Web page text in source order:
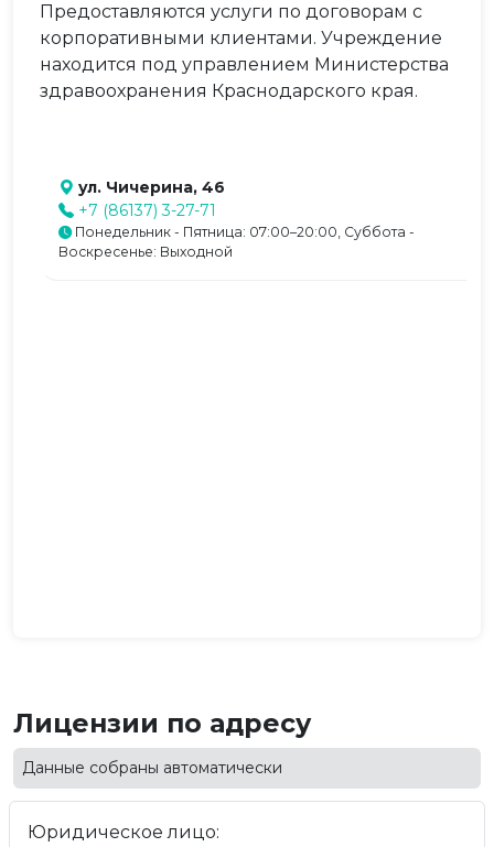
Предоставляются услуги по договорам с
корпоративными клиентами. Учреждение
находится под управлением Министерства
здравоохранения Краснодарского края.
ул. Чичерина, 46
+7 (86137) 3-27-71
Понедельник - Пятница: 07:00–20:00, Суббота -
Воскресенье: Выходной
Лицензии по адресу
Данные собраны автоматически
Юридическое лицо: